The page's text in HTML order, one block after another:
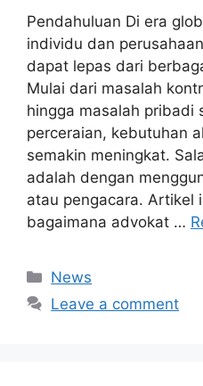
Pendahuluan Di era
individu dan
dapat lepas dari
Mulai dari masalah
hingga masalah pribadi
perceraian, kebutuhan
semakin meningkat.
adalah dengan
atau pengacara. Artikel
bagaimana advokat …
Categories
News
Leave a comment